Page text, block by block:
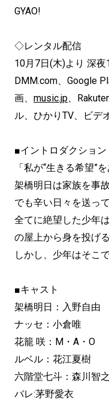
GYAO!
◇レンタル配信
10月7日(木)より 深夜
DMM.com、Google
画、 music.jp、
ル、ひかりTV、ビデ
■イントロダクション
「私が“生きる希望”を
架橋明日は家族を事
でも辛い日々を送って
全てに絶望した少年
の屋上から身を投げる
しかし、少年はそこ
■キャスト
架橋明日：入野自由
ナッセ：小倉唯
花籠 咲：M・A・O
ルベル：花江夏樹
六階堂七斗：森川智之
バレ:茅野愛衣